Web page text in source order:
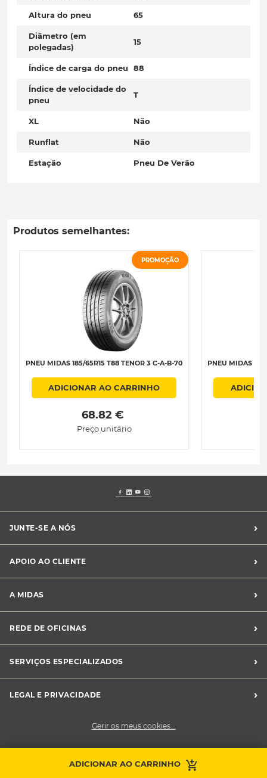
ADICIONAR AO CARRINHO
Altura do pneu 65
Diâmetro (em
polegadas)
15
Índice de carga do pneu 88
Índice de velocidade do
pneu
T
XL Não
Runflat Não
Estação Pneu De Verão
Produtos semelhantes:
PROMOÇÃO
PNEU MIDAS 185/65R15 T88 TENOR 3 C-A-B-70
ADICIONAR AO CARRINHO
68.82 €
Preço unitário
PNEU MIDAS
JUNTE-SE A NÓS ›
Franchising Midas
APOIO AO CLIENTE ›
Livro de Reclamações
Canal de Denúncias
Perguntas Frequentes
A MIDAS ›
Sustentabilidade
Notícias Midas
REDE DE OFICINAS ›
SERVIÇOS ESPECIALIZADOS
›
LEGAL E PRIVACIDADE
›
Cookies
Gerir os meus cookies...
Faça uma marcação
Contacte a sua
oficina